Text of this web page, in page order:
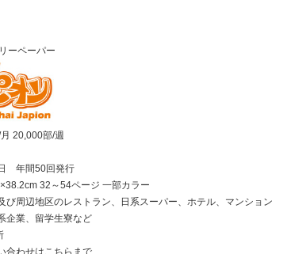
ーペーパー
20,000部/週
年間50回発行
32～54ページ 一部カラー
び周辺地区のレストラン、日系スーパー、ホテル、マンション
企業、留学生寮など